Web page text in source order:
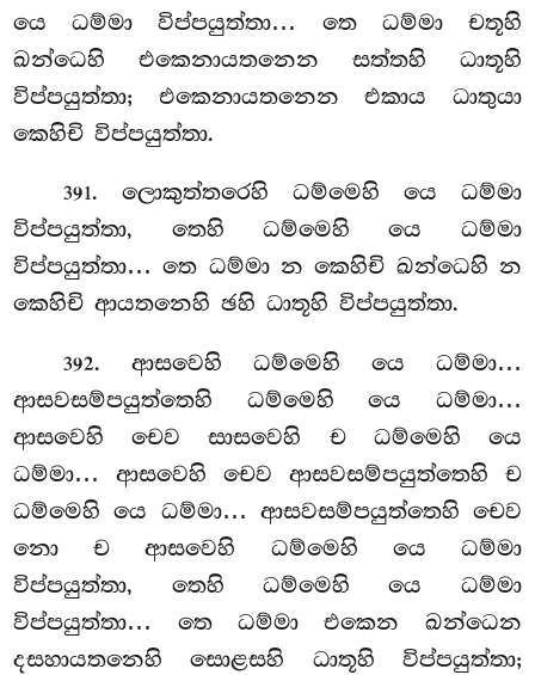
යෙ ධම්මා විප්පයුත්තා… තෙ ධම්මා චතූහි
ඛන්ධෙහි එකෙනායතනෙන සත්තහි ධාතූහි
විප්පයුත්තා; එකෙනායතනෙන එකාය ධාතුයා
කෙහිචි විප්පයුත්තා.
391. ලොකුත්තරෙහි ධම්මෙහි යෙ ධම්මා
විප්පයුත්තා, තෙහි ධම්මෙහි යෙ ධම්මා
විප්පයුත්තා… තෙ ධම්මා න කෙහිචි ඛන්ධෙහි න
කෙහිචි ආයතනෙහි ඡහි ධාතූහි විප්පයුත්තා.
392. ආසවෙහි ධම්මෙහි යෙ ධම්මා…
ආසවසම්පයුත්තෙහි ධම්මෙහි යෙ ධම්මා…
ආසවෙහි චෙව සාසවෙහි ච ධම්මෙහි යෙ
ධම්මා… ආසවෙහි චෙව ආසවසම්පයුත්තෙහි ච
ධම්මෙහි යෙ ධම්මා… ආසවසම්පයුත්තෙහි චෙව
නො ච ආසවෙහි ධම්මෙහි යෙ ධම්මා
විප්පයුත්තා, තෙහි ධම්මෙහි යෙ ධම්මා
විප්පයුත්තා… තෙ ධම්මා එකෙන ඛන්ධෙන
දසහායතනෙහි සොළසහි ධාතූහි විප්පයුත්තා;